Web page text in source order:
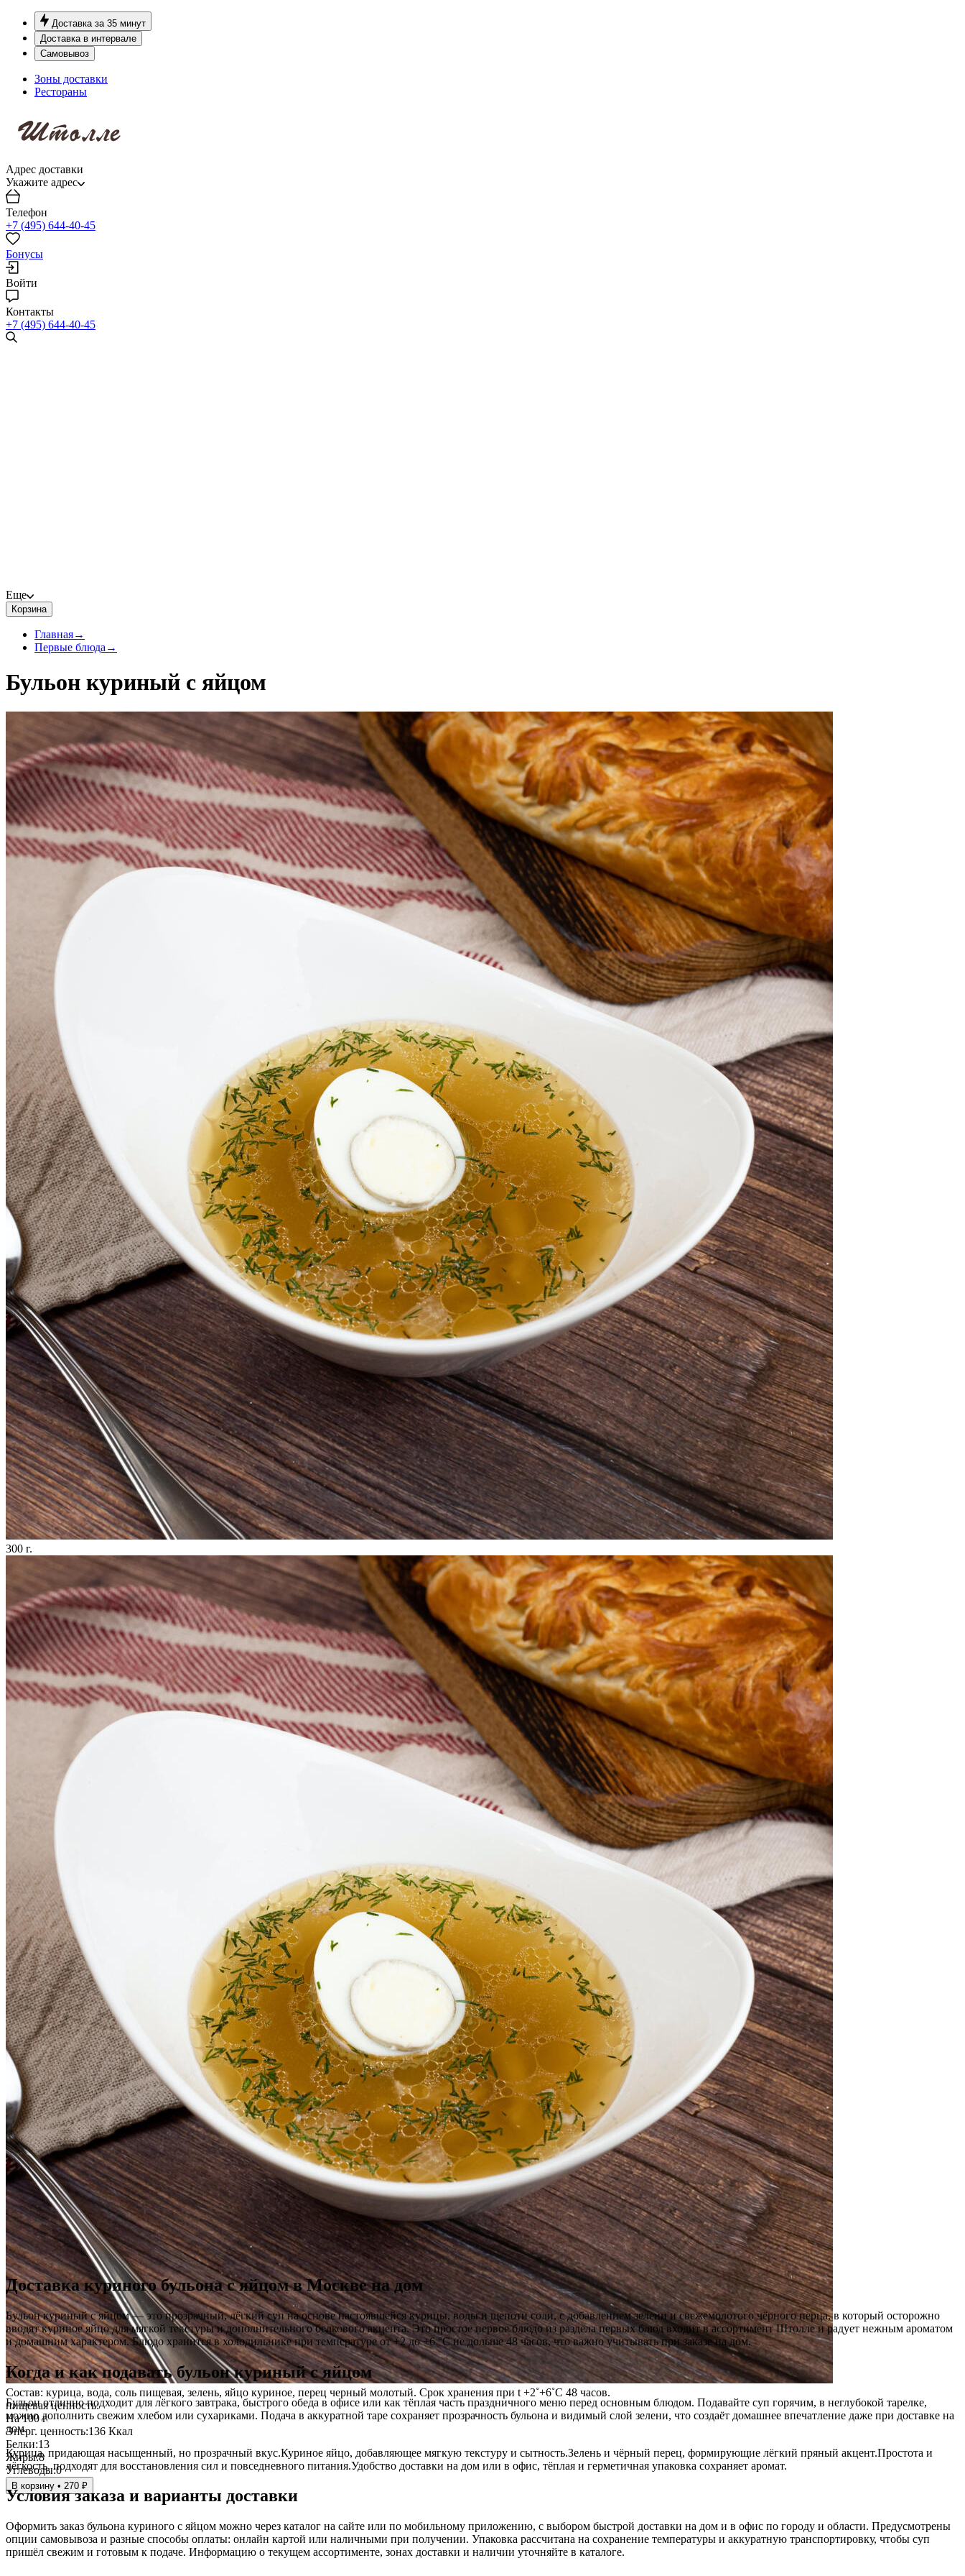
Доставка за 35 минут
Доставка в интервале
Самовывоз
Зоны доставки
Рестораны
Адрес доставки
Укажите адрес
Телефон
+7 (495) 644-40-45
Бонусы
Войти
Контакты
+7 (495) 644-40-45
Еще
Корзина
Главная→
Первые блюда →
Бульон куриный с яйцом
300 г.
Состав: курица, вода, соль пищевая, зелень, яйцо куриное, перец черный молотый. Срок хранения при t +2˚+6˚C 48 часов.
пищевая ценность:
На 100 г
Энерг. ценность:136 Ккал
Белки:13
Жиры:8
Углеводы:0
В корзину • 270 ₽
Доставка куриного бульона с яйцом в Москве на дом
Бульон куриный с яйцом — это прозрачный, лёгкий суп на основе настоявшейся курицы, воды и щепоти соли, с добавлением зелени и свежемолотого чёрного перца, в который осторожно
вводят куриное яйцо для мягкой текстуры и дополнительного белкового акцента. Это простое первое блюдо из раздела первых блюд входит в ассортимент Штолле и радует нежным ароматом
и домашним характером. Блюдо хранится в холодильнике при температуре от +2 до +6 °C не дольше 48 часов, что важно учитывать при заказе на дом.
Когда и как подавать бульон куриный с яйцом
Бульон отлично подходит для лёгкого завтрака, быстрого обеда в офисе или как тёплая часть праздничного меню перед основным блюдом. Подавайте суп горячим, в неглубокой тарелке,
можно дополнить свежим хлебом или сухариками. Подача в аккуратной таре сохраняет прозрачность бульона и видимый слой зелени, что создаёт домашнее впечатление даже при доставке на
дом.
Курица, придающая насыщенный, но прозрачный вкус.Куриное яйцо, добавляющее мягкую текстуру и сытность.Зелень и чёрный перец, формирующие лёгкий пряный акцент.Простота и
лёгкость, подходят для восстановления сил и повседневного питания.Удобство доставки на дом или в офис, тёплая и герметичная упаковка сохраняет аромат.
Условия заказа и варианты доставки
Оформить заказ бульона куриного с яйцом можно через каталог на сайте или по мобильному приложению, с выбором быстрой доставки на дом и в офис по городу и области. Предусмотрены
опции самовывоза и разные способы оплаты: онлайн картой или наличными при получении. Упаковка рассчитана на сохранение температуры и аккуратную транспортировку, чтобы суп
пришёл свежим и готовым к подаче. Информацию о текущем ассортименте, зонах доставки и наличии уточняйте в каталоге.